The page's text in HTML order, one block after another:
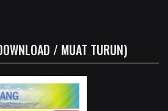
/ MUAT TURUN)